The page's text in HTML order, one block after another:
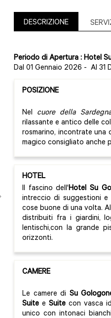
DESCRIZIONE
Periodo di Apertura : Hotel
Dal 01 Gennaio 2026 - Al 31
POSIZIONE
Nel cuore della
rilassante e antico delle
rosmarino, incontrate una
magico consigliato anche
HOTEL
Il fascino dell'Hotel Su
intreccio di suggestioni
cose buone di una volta.
distribuiti fra i giardini,
lentischi,con la grande
orizzonti.
CAMERE
Le camere di Su
Suite e Suitecon vasca
unico con intonaci